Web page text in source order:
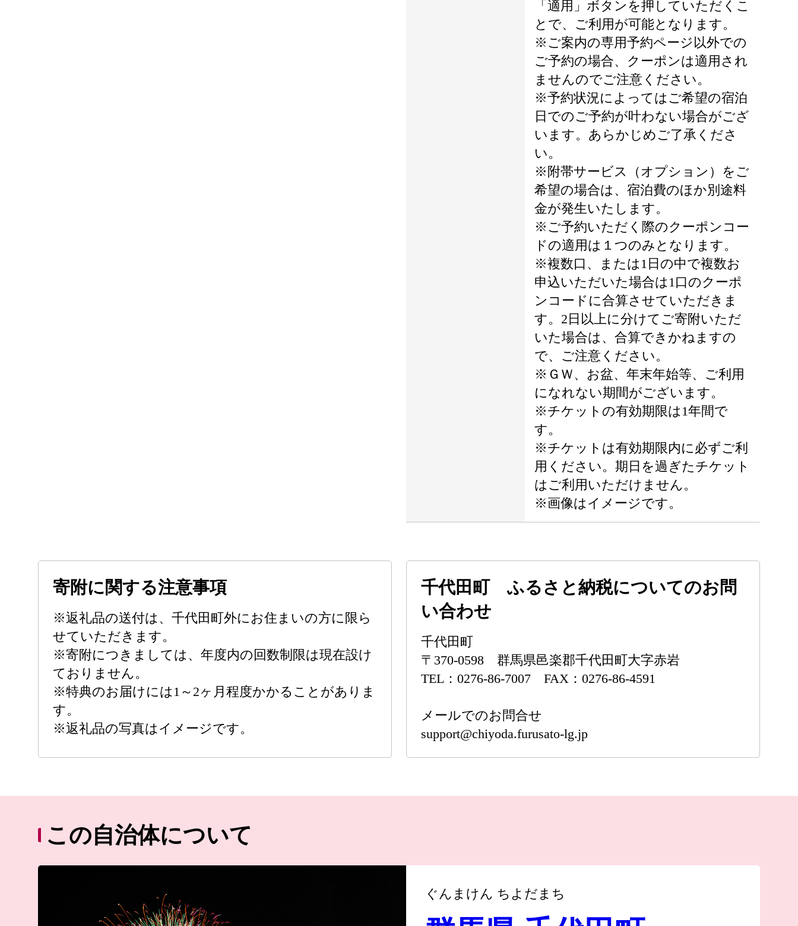
「適用」ボタンを押していただくこ
とで、ご利用が可能となります。
※ご案内の専用予約ページ以外での
ご予約の場合、クーポンは適用され
ませんのでご注意ください。
※予約状況によってはご希望の宿泊
日でのご予約が叶わない場合がござ
います。あらかじめご了承くださ
い。
※附帯サービス（オプション）をご
希望の場合は、宿泊費のほか別途料
金が発生いたします。
※ご予約いただく際のクーポンコー
ドの適用は１つのみとなります。
※複数口、または1日の中で複数お
申込いただいた場合は1口のクーポ
ンコードに合算させていただきま
す。2日以上に分けてご寄附いただ
いた場合は、合算できかねますの
で、ご注意ください。
※ＧＷ、お盆、年末年始等、ご利用
になれない期間がございます。
※チケットの有効期限は1年間で
す。
※チケットは有効期限内に必ずご利
用ください。期日を過ぎたチケット
はご利用いただけません。
※画像はイメージです。
寄附に関する注意事項
※返礼品の送付は、千代田町外にお住まいの方に限ら
せていただきます。
※寄附につきましては、年度内の回数制限は現在設け
ておりません。
※特典のお届けには1～2ヶ月程度かかることがありま
す。
※返礼品の写真はイメージです。
千代田町 ふるさと納税についてのお問
い合わせ
千代田町
〒370-0598 群馬県邑楽郡千代田町大字赤岩
TEL：0276-86-7007 FAX：0276-86-4591
メールでのお問合せ
support@chiyoda.furusato-lg.jp
この自治体について
ぐんまけん ちよだまち